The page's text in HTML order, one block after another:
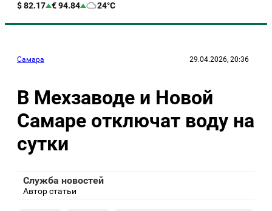
$ 82.17 € 94.84 24°C
Самара 29.04.2026, 20:36
В Мехзаводе и Новой
Самаре отключат воду на
сутки
Служба новостей
Автор статьи